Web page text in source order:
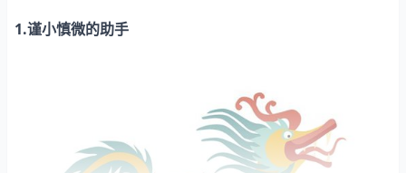
1.谨小慎微的助手